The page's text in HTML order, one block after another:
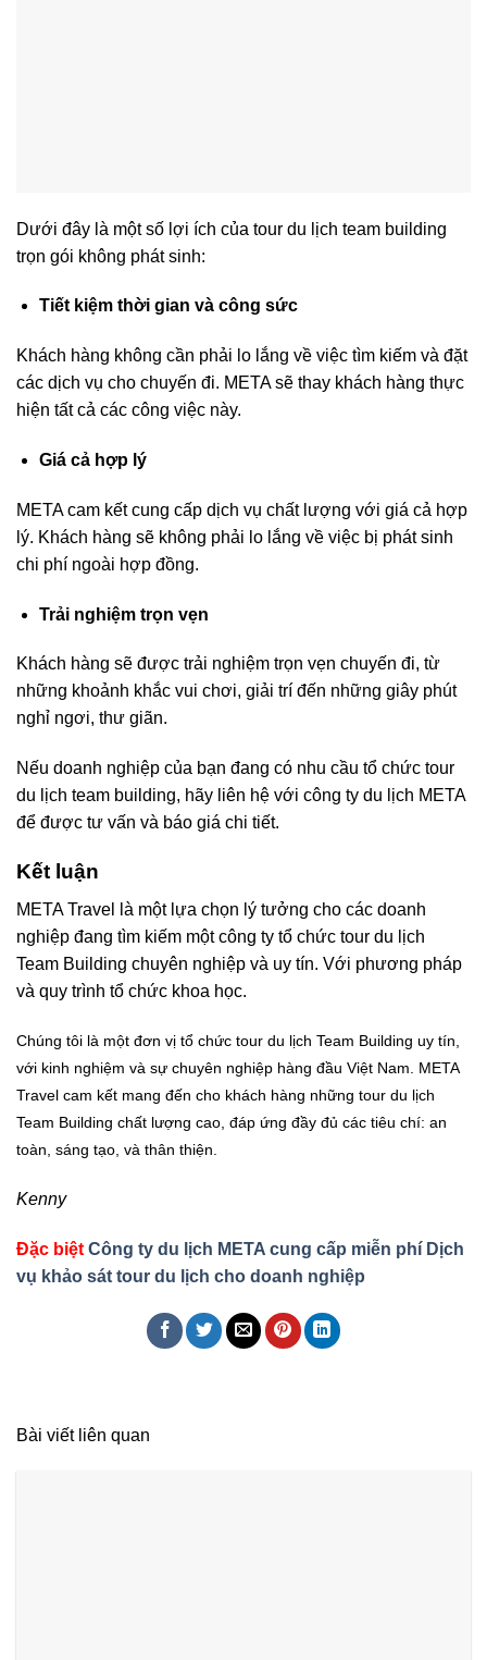
Dưới đây là một số lợi ích của tour du lịch team building
trọn gói không phát sinh:
Tiết kiệm thời gian và công sức
Khách hàng không cần phải lo lắng về việc tìm kiếm và đặt
các dịch vụ cho chuyến đi. META sẽ thay khách hàng thực
hiện tất cả các công việc này.
Giá cả hợp lý
META cam kết cung cấp dịch vụ chất lượng với giá cả hợp
lý. Khách hàng sẽ không phải lo lắng về việc bị phát sinh
chi phí ngoài hợp đồng.
Trải nghiệm trọn vẹn
Khách hàng sẽ được trải nghiệm trọn vẹn chuyến đi, từ
những khoảnh khắc vui chơi, giải trí đến những giây phút
nghỉ ngơi, thư giãn.
Nếu doanh nghiệp của bạn đang có nhu cầu tổ chức tour
du lịch team building, hãy liên hệ với công ty du lịch META
để được tư vấn và báo giá chi tiết.
Kết luận
META Travel là một lựa chọn lý tưởng cho các doanh
nghiệp đang tìm kiếm một công ty tổ chức tour du lịch
Team Building chuyên nghiệp và uy tín. Với phương pháp
và quy trình tổ chức khoa học.
Chúng tôi là một đơn vị tổ chức tour du lịch Team Building uy tín,
với kinh nghiệm và sự chuyên nghiệp hàng đầu Việt Nam. META
Travel cam kết mang đến cho khách hàng những tour du lịch
Team Building chất lượng cao, đáp ứng đầy đủ các tiêu chí: an
toàn, sáng tạo, và thân thiện.
Kenny
Đặc biệt Công ty du lịch META cung cấp miễn phí Dịch
vụ khảo sát tour du lịch cho doanh nghiệp
Bài viết liên quan